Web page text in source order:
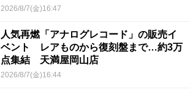
ていて被害結果も非常に重い」
2026/8/7(金)16:47
人気再燃「アナログレコード」の販売イ
ベント レアものから復刻盤まで…約3万
点集結 天満屋岡山店
2026/8/7(金)16:44